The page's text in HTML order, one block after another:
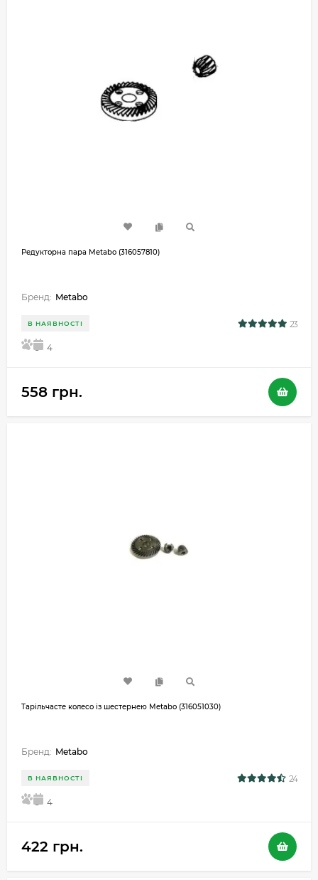
Редукторна пара Metabo (316057810)
Бренд: Metabo
В НАЯВНОСТІ 23
5 4
558 грн.
Тарільчасте колесо із шестернею Metabo (316051030)
Бренд: Metabo
В НАЯВНОСТІ 24
5 4
422 грн.